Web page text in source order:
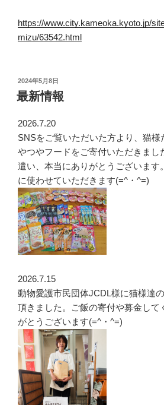
https://www.city.kameoka.kyoto.jp/
mizu/63542.html
投
稿
日:
2024年5月8日
最新情報
2026.7.20
SNSをご覧いただいた方より、猫様
やつやフードをご寄付いただきまし
遣い、本当にありがとうございます
に使わせていただきます(=^・^=)
2026.7.15
動物愛護市民団体JCDL様に猫様達
頂きました。ご飯の寄付や募金して
がとうございます(=^・^=)